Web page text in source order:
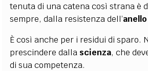
tenuta di una catena così strana è
sempre, dalla resistenza dell’
È così anche per i residui di sparo.
prescindere dalla scienza, che
di sua competenza.